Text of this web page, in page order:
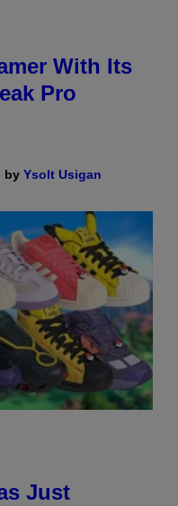
With Its
Pro
by Ysolt Usigan
Just